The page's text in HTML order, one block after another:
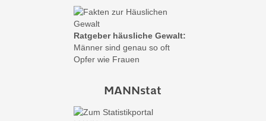
Ratgeber häusliche Gewalt:
Männer sind genau so oft
Opfer wie Frauen
MANNstat